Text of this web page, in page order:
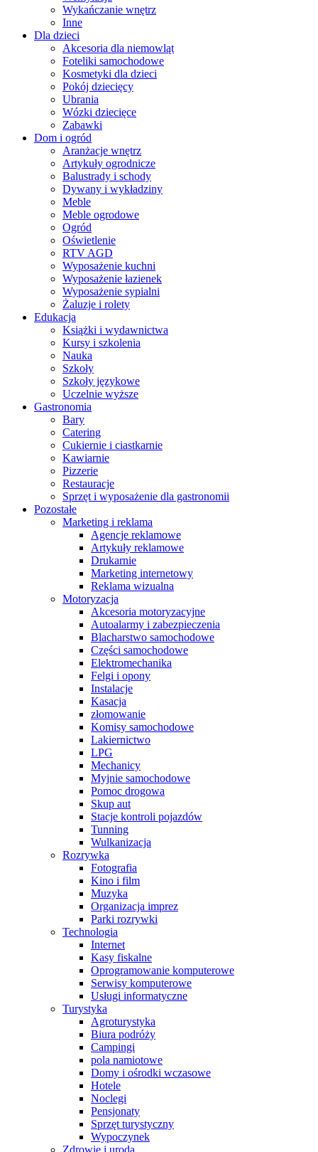
Wykańczanie wnętrz
Inne
Dla dzieci
Akcesoria dla niemowląt
Foteliki samochodowe
Kosmetyki dla dzieci
Pokój dziecięcy
Ubrania
Wózki dziecięce
Zabawki
Dom i ogród
Aranżacje wnętrz
Artykuły ogrodnicze
Balustrady i schody
Dywany i wykładziny
Meble
Meble ogrodowe
Ogród
Oświetlenie
RTV AGD
Wyposażenie kuchni
Wyposażenie łazienek
Wyposażenie sypialni
Żaluzje i rolety
Edukacja
Książki i wydawnictwa
Kursy i szkolenia
Nauka
Szkoły
Szkoły językowe
Uczelnie wyższe
Gastronomia
Bary
Catering
Cukiernie i ciastkarnie
Kawiarnie
Pizzerie
Restauracje
Sprzęt i wyposażenie dla gastronomii
Pozostałe
Marketing i reklama
Agencje reklamowe
Artykuły reklamowe
Drukarnie
Marketing internetowy
Reklama wizualna
Motoryzacja
Akcesoria motoryzacyjne
Autoalarmy i zabezpieczenia
Blacharstwo samochodowe
Części samochodowe
Elektromechanika
Felgi i opony
Instalacje
Kasacja
złomowanie
Komisy samochodowe
Lakiernictwo
LPG
Mechanicy
Myjnie samochodowe
Pomoc drogowa
Skup aut
Stacje kontroli pojazdów
Tunning
Wulkanizacja
Rozrywka
Fotografia
Kino i film
Muzyka
Organizacja imprez
Parki rozrywki
Technologia
Internet
Kasy fiskalne
Oprogramowanie komputerowe
Serwisy komputerowe
Usługi informatyczne
Turystyka
Agroturystyka
Biura podróży
Campingi
pola namiotowe
Domy i ośrodki wczasowe
Hotele
Noclegi
Pensjonaty
Sprzęt turystyczny
Wypoczynek
Zdrowie i uroda